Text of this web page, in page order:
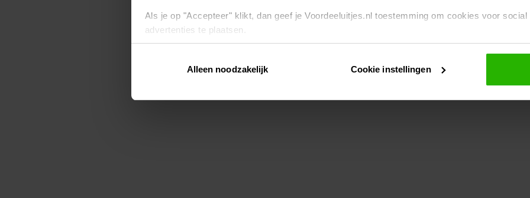
Als je op "Accepteer" klikt, dan geef je Voordeeluitjes.nl toestemming om cookies voor
advertenties te plaatsen.
Via "Cookie instellingen" kun je ook zelf instellen welke cookies worden geplaatst. Je kunt je
intrekken op onscookiebeleid.
Alleen noodzakelijk Cookie instellingen